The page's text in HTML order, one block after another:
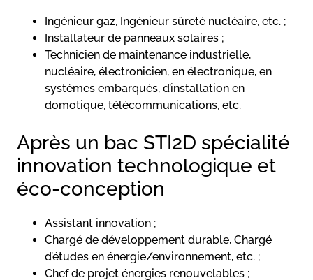
Ingénieur gaz, Ingénieur sûreté nucléaire, etc. ;
Installateur de panneaux solaires ;
Technicien de maintenance industrielle,
nucléaire, électronicien, en électronique, en
systèmes embarqués, d’installation en
domotique, télécommunications, etc.
Après un bac STI2D spécialité
innovation technologique et
éco-conception
Assistant innovation ;
Chargé de développement durable, Chargé
d’études en énergie/environnement, etc. ;
Chef de projet énergies renouvelables ;